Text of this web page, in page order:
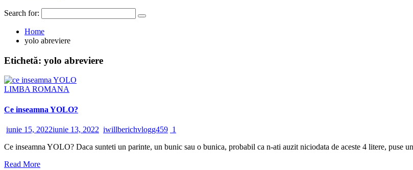
Search for:
Home
yolo abreviere
Etichetă: yolo abreviere
LIMBA ROMANA
Ce inseamna YOLO?
iunie 15, 2022iunie 13, 2022 iwillberichvlogg459 1
Ce inseamna YOLO? Daca sunteti un parinte, un bunic sau o bunica, probabil ca n-ati auzit niciodata de aceste 4 litere, puse
Read More